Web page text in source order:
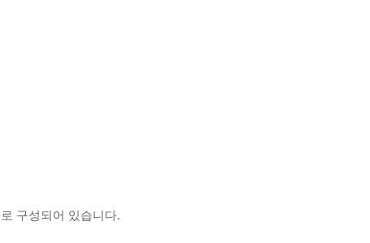
구성되어 있습니다.